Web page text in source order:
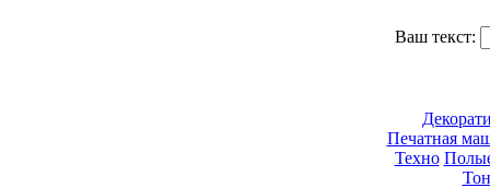
Ваш текст:
Печатная
Техно